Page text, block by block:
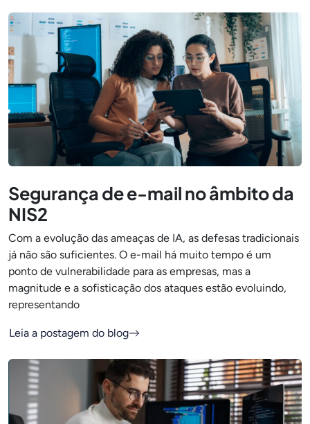
Segurança de e-mail no âmbito da
NIS2
Com a evolução das ameaças de IA, as defesas tradicionais
já não são suficientes. O e-mail há muito tempo é um
ponto de vulnerabilidade para as empresas, mas a
magnitude e a sofisticação dos ataques estão evoluindo,
representando
Leia a postagem do blog